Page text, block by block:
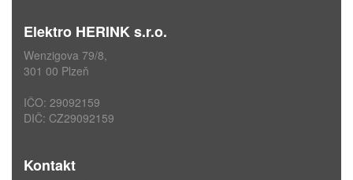
Elektro HERINK s.r.o.
Wenzigova 79/8,
301 00 Plzeň
IČO: 29092159
DIČ: CZ29092159
Kontakt